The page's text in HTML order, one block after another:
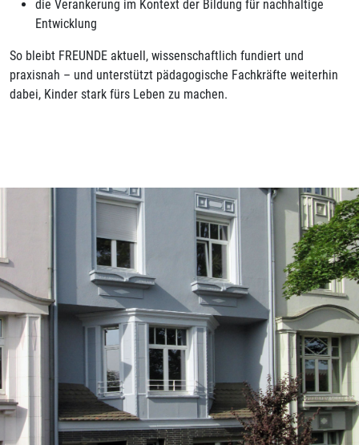
die Verankerung im Kontext der Bildung für nachhaltige
Entwicklung
So bleibt FREUNDE aktuell, wissenschaftlich fundiert und
praxisnah – und unterstützt pädagogische Fachkräfte weiterhin
dabei, Kinder stark fürs Leben zu machen.